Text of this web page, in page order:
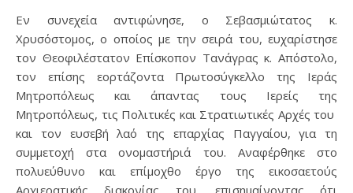
Εν συνεχεία αντιφώνησε, ο Σεβασμιώτατος κ.
Χρυσόστομος, ο οποίος με την σειρά του, ευχαρίστησε
τον Θεοφιλέστατον Επίσκοπον Τανάγρας κ. Απόστολο,
τον επίσης εορτάζοντα Πρωτοσύγκελλο της Ιεράς
Μητροπόλεως και άπαντας τους Ιερείς της
Μητροπόλεως, τις Πολιτικές και Στρατιωτικές Αρχές του
και τον ευσεβή λαό της επαρχίας Παγγαίου, για τη
συμμετοχή στα ονομαστήριά του. Αναφέρθηκε στο
πολυεύθυνο και επίμοχθο έργο της εικοσαετούς